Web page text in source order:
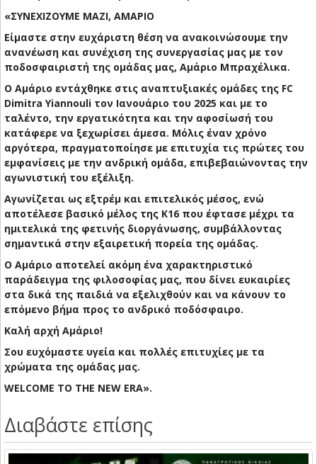
«ΣΥΝΕΧΙΖΟΥΜΕ ΜΑΖΙ, ΑΜΑΡΙΟ
Είμαστε στην ευχάριστη θέση να ανακοινώσουμε την
ανανέωση και συνέχιση της συνεργασίας μας με τον
ποδοσφαιριστή της ομάδας μας, Αμάριο Μπραχέλικα.
Ο Αμάριο εντάχθηκε στις αναπτυξιακές ομάδες της FC
Dimitra Yiannouli τον Ιανουάριο του 2025 και με το
ταλέντο, την εργατικότητα και την αφοσίωσή του
κατάφερε να ξεχωρίσει άμεσα. Μόλις έναν χρόνο
αργότερα, πραγματοποίησε με επιτυχία τις πρώτες του
εμφανίσεις με την ανδρική ομάδα, επιβεβαιώνοντας την
αγωνιστική του εξέλιξη.
Αγωνίζεται ως εξτρέμ και επιτελικός μέσος, ενώ
αποτέλεσε βασικό μέλος της Κ16 που έφτασε μέχρι τα
ημιτελικά της φετινής διοργάνωσης, συμβάλλοντας
σημαντικά στην εξαιρετική πορεία της ομάδας.
Ο Αμάριο αποτελεί ακόμη ένα χαρακτηριστικό
παράδειγμα της φιλοσοφίας μας, που δίνει ευκαιρίες
στα δικά της παιδιά να εξελιχθούν και να κάνουν το
επόμενο βήμα προς το ανδρικό ποδόσφαιρο.
Καλή αρχή Αμάριο!
Σου ευχόμαστε υγεία και πολλές επιτυχίες με τα
χρώματα της ομάδας μας.
WELCOME TO THE NEW ERA».
Διαβάστε επίσης